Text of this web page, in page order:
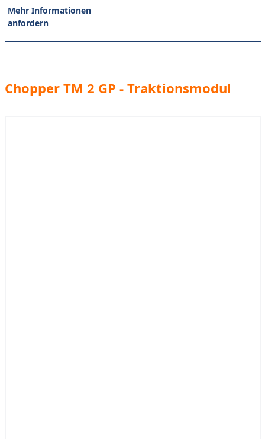
Mehr Informationen
anfordern
Chopper TM 2 GP - Traktionsmodul